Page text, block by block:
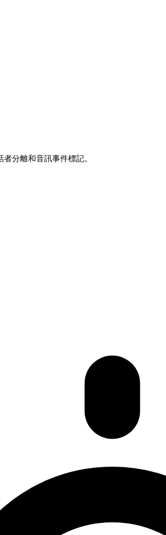
分離和音訊事件標記。